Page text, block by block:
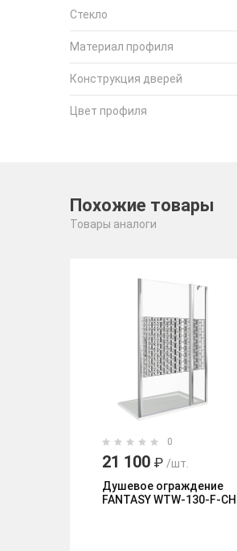
Стекло
Материал профиля
Конструкция дверей
Цвет профиля
Похожие товары
Товары аналоги
0
21 100 ₽ /шт.
Душевое ограждение
FANTASY WTW-130-F-CH